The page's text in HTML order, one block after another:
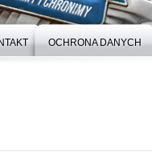
OCHRONA DANYCH